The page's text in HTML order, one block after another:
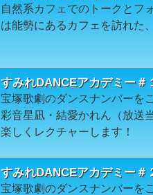
自然系カフェでのトークとフ
は能勢にあるカフェを訪れた
すみれDANCEアカデミー＃
宝塚歌劇のダンスナンバーを
彩音星凪・結愛かれん（放送
楽しくレクチャーします！
すみれDANCEアカデミー＃
宝塚歌劇のダンスナンバーを